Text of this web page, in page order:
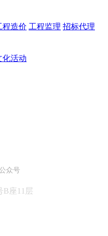
程造价 工程监理 招标代理
化活动
众号
B座11层